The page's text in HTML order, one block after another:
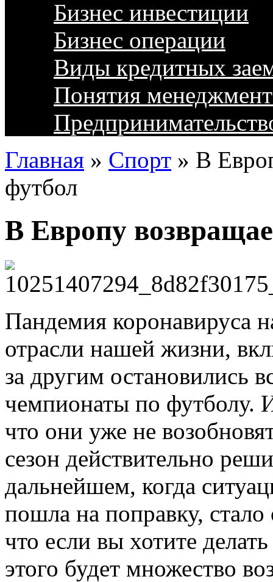
Бизнес инвестиции
Бизнес операции
Виды кредитных
Понятия
Главная » Спорт » В
футбол
В Европу
Пандемия коронавируса
отрасли нашей жизни,
за другим остановились
чемпионаты по футболу.
что они уже не
сезон действительно
дальнейшем, когда
пошла на поправку,
что если вы хотите
этого будет множество